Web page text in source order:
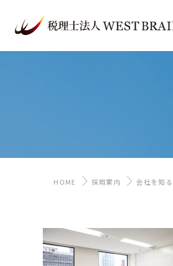
HOME 採用案内 会社を知る